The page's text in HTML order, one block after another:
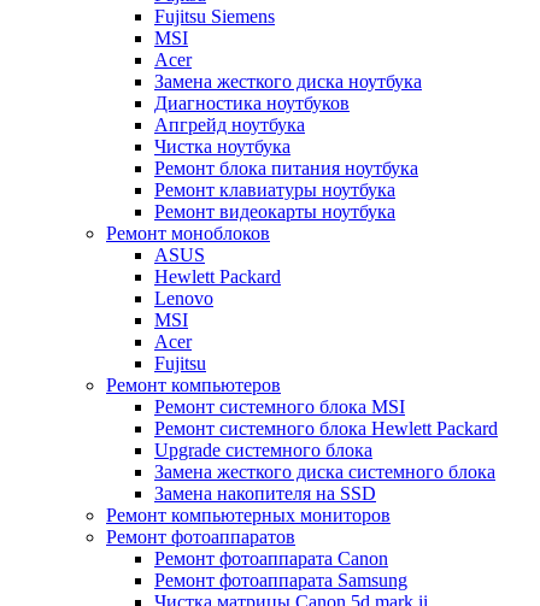
Fujitsu Siemens
MSI
Acer
Замена жесткого диска ноутбука
Диагностика ноутбуков
Апгрейд ноутбука
Чистка ноутбука
Ремонт блока питания ноутбука
Ремонт клавиатуры ноутбука
Ремонт видеокарты ноутбука
Ремонт моноблоков
ASUS
Hewlett Packard
Lenovo
MSI
Acer
Fujitsu
Ремонт компьютеров
Ремонт системного блока MSI
Ремонт системного блока Hewlett Packard
Upgrade системного блока
Замена жесткого диска системного блока
Замена накопителя на SSD
Ремонт компьютерных мониторов
Ремонт фотоаппаратов
Ремонт фотоаппарата Canon
Ремонт фотоаппарата Samsung
Чистка матрицы Canon 5d mark ii